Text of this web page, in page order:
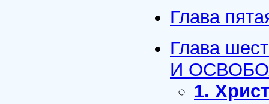
Глава
Глава
И
1.